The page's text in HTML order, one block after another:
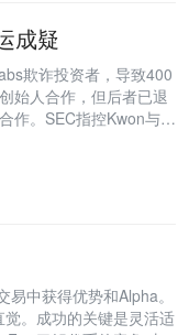
成疑
欺诈投资者，导致400
始人合作，但后者已退
作。SEC指控Kwon与交
中获得优势和Alpha。
。成功的关键是灵活适